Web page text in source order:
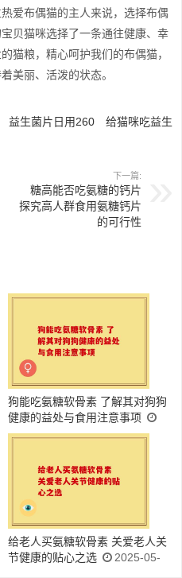
爱布偶猫的主人来说，选择布偶
贝猫咪选择了一条通往健康、幸
猫粮，精心呵护我们的布偶猫，
美丽、活泼的状态。
益生菌片日用260
给猫咪吃益生
下一篇:
糖高能否吃氨糖的钙片
探究高人群食用氨糖钙片
的可行性
狗能吃氨糖软骨素 了解其对狗狗
健康的益处与食用注意事项
2025-05-27
给老人买氨糖软骨素 关爱老人关
节健康的贴心之选
2025-05-